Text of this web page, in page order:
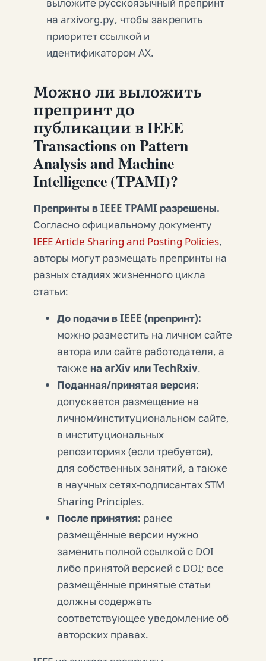
выложите русскоязычный препринт
на arxivorg.ру, чтобы закрепить
приоритет ссылкой и
идентификатором AX.
Можно ли выложить
препринт до
публикации в IEEE
Transactions on Pattern
Analysis and Machine
Intelligence (TPAMI)?
Препринты в IEEE TPAMI разрешены.
Согласно официальному документу
IEEE Article Sharing and Posting Policies,
авторы могут размещать препринты на
разных стадиях жизненного цикла
статьи:
До подачи в IEEE (препринт):
можно разместить на личном сайте
автора или сайте работодателя, а
также на arXiv или TechRxiv.
Поданная/принятая версия:
допускается размещение на
личном/институциональном сайте,
в институциональных
репозиториях (если требуется),
для собственных занятий, а также
в научных сетях-подписантах STM
Sharing Principles.
После принятия: ранее
размещённые версии нужно
заменить полной ссылкой с DOI
либо принятой версией с DOI; все
размещённые принятые статьи
должны содержать
соответствующее уведомление об
авторских правах.